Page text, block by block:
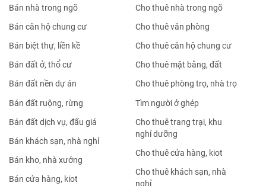
Bán nhà trong ngõ
Bán căn hộ chung cư
Bán biệt thự, liền kề
Bán đất ở, thổ cư
Bán đất nền dự án
Bán đất ruộng, rừng
Bán đất dịch vụ, đấu giá
Bán khách sạn, nhà nghỉ
Bán kho, nhà xưởng
Bán cửa hàng, kiot
Cho thuê nhà trong ngõ
Cho thuê văn phòng
Cho thuê căn hộ chung cư
Cho thuê mặt bằng, đất
Cho thuê phòng trọ, nhà trọ
Tìm người ở ghép
Cho thuê trang trại, khu
nghỉ dưỡng
Cho thuê cửa hàng, kiot
Cho thuê khách sạn, nhà
nghỉ